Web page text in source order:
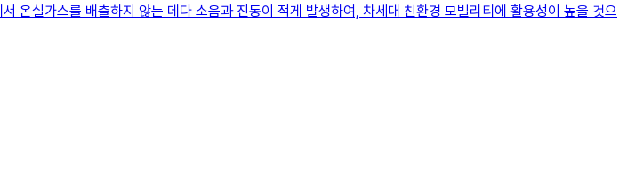
온실가스를 배출하지 않는 데다 소음과 진동이 적게 발생하여, 차세대 친환경 모빌리티에 활용성이 높을 것으